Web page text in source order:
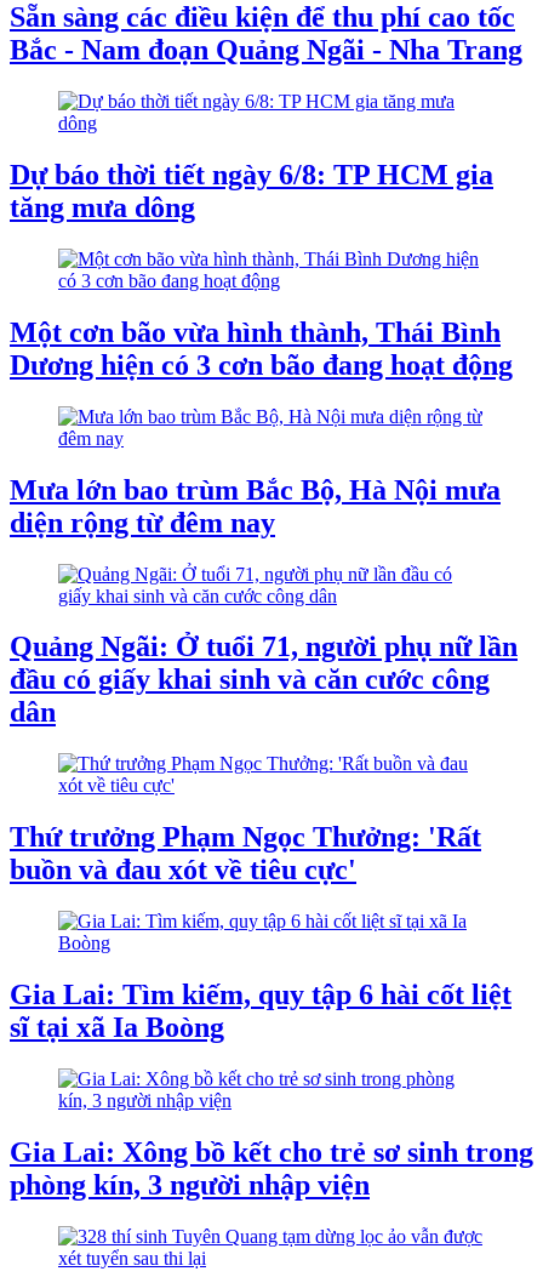
Sẵn sàng các điều kiện để thu phí cao tốc
Bắc - Nam đoạn Quảng Ngãi - Nha Trang
Dự báo thời tiết ngày 6/8: TP HCM gia
tăng mưa dông
Một cơn bão vừa hình thành, Thái Bình
Dương hiện có 3 cơn bão đang hoạt động
Mưa lớn bao trùm Bắc Bộ, Hà Nội mưa
diện rộng từ đêm nay
Quảng Ngãi: Ở tuổi 71, người phụ nữ lần
đầu có giấy khai sinh và căn cước công
dân
Thứ trưởng Phạm Ngọc Thưởng: 'Rất
buồn và đau xót về tiêu cực'
Gia Lai: Tìm kiếm, quy tập 6 hài cốt liệt
sĩ tại xã Ia Boòng
Gia Lai: Xông bồ kết cho trẻ sơ sinh trong
phòng kín, 3 người nhập viện